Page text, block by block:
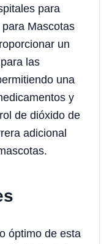
para
Mascotas
un
las
una
y
de dióxido de
adicional
óptimo de esta